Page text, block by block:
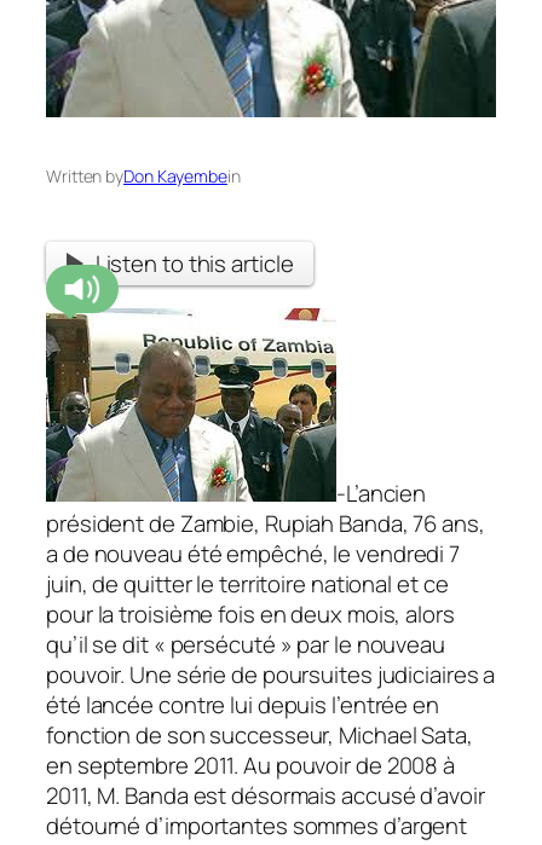
Written byDon Kayembein
Listen to this article
-L’ancien
président de Zambie, Rupiah Banda, 76 ans,
a de nouveau été empêché, le vendredi 7
juin, de quitter le territoire national et ce
pour la troisième fois en deux mois, alors
qu’il se dit « persécuté » par le nouveau
pouvoir. Une série de poursuites judiciaires a
été lancée contre lui depuis l’entrée en
fonction de son successeur, Michael Sata,
en septembre 2011. Au pouvoir de 2008 à
2011, M. Banda est désormais accusé d’avoir
détourné d’importantes sommes d’argent